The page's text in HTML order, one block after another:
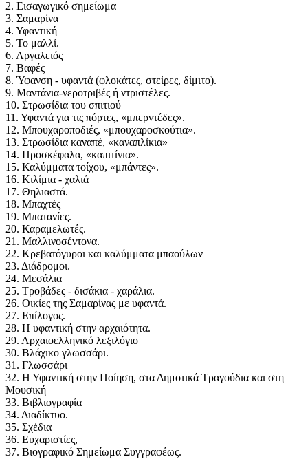
2. Εισαγωγικό σημείωμα
3. Σαμαρίνα
4. Υφαντική
5. Το μαλλί.
6. Αργαλειός
7. Βαφές
8. Ύφανση - υφαντά (φλοκάτες, στείρες, δίμιτο).
9. Μαντάνια-νεροτριβές ή ντριστέλες.
10. Στρωσίδια του σπιτιού
11. Υφαντά για τις πόρτες, «μπερντέδες».
12. Μπουχαροποδιές, «μπουχαροσκούτια».
13. Στρωσίδια καναπέ, «καναπλίκια»
14. Προσκέφαλα, «καπιτίνια».
15. Καλύμματα τοίχου, «μπάντες».
16. Κιλίμια - χαλιά
17. Θηλιαστά.
18. Μπαχτές
19. Μπατανίες.
20. Καραμελωτές.
21. Μαλλινοσέντονα.
22. Κρεβατόγυροι και καλύμματα μπαούλων
23. Διάδρομοι.
24. Μεσάλια
25. Τροβάδες - δισάκια - χαράλια.
26. Οικίες της Σαμαρίνας με υφαντά.
27. Επίλογος.
28. Η υφαντική στην αρχαιότητα.
29. Αρχαιοελληνικό λεξιλόγιο
30. Βλάχικο γλωσσάρι.
31. Γλωσσάρι
32. Η Υφαντική στην Ποίηση, στα Δημοτικά Τραγούδια και στη
Μουσική
33. Βιβλιογραφία
34. Διαδίκτυο.
35. Σχέδια
36. Ευχαριστίες,
37. Βιογραφικό Σημείωμα Συγγραφέως.